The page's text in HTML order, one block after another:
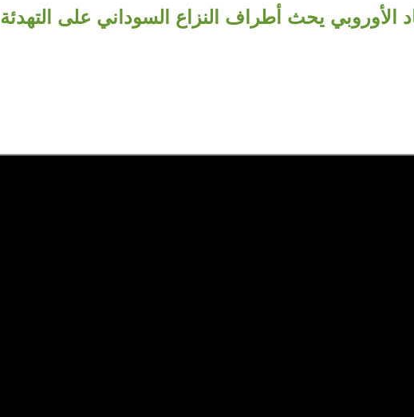
الأوروبي يحث أطراف النزاع السوداني على التهدئة